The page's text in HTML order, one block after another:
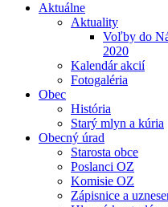
Aktuálne
Aktuality
Voľby do
2020
Kalendár akcií
Fotogaléria
Obec
História
Starý mlyn a kúria
Obecný úrad
Starosta obce
Poslanci OZ
Komisie OZ
Zápisnice a